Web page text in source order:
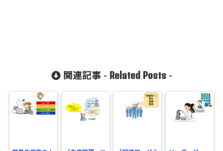
関連記事 - Related Posts-